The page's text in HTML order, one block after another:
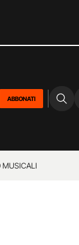
ABBONATI
MUSICALI